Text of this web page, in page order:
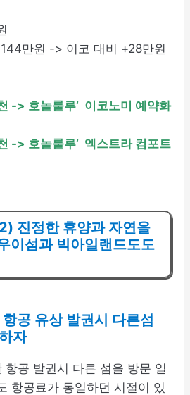
만원 -> 이코 대비 +28만원
-> 호놀룰루’ 이코노미 예약화
-> 호놀룰루’ 엑스트라 컴포트
진정한 휴양과 자연을
이섬과 빅아일랜드도도
공 유상 발권시 다른섬
자
항공 발권시 다른 섬을 방문 일
항공료가 동일하던 시절이 있